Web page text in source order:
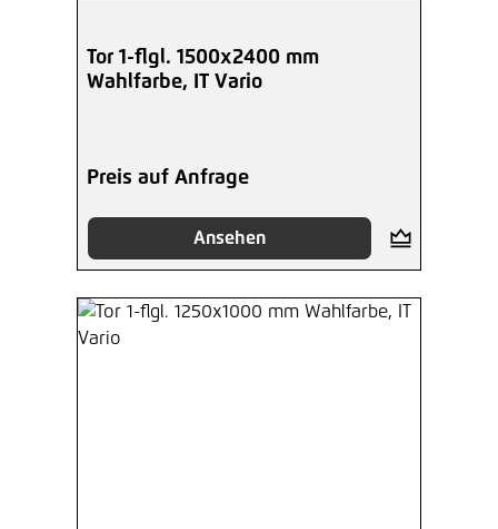
Tor 1-flgl. 1500x2400 mm
Wahlfarbe, IT Vario
Preis auf Anfrage
Ansehen